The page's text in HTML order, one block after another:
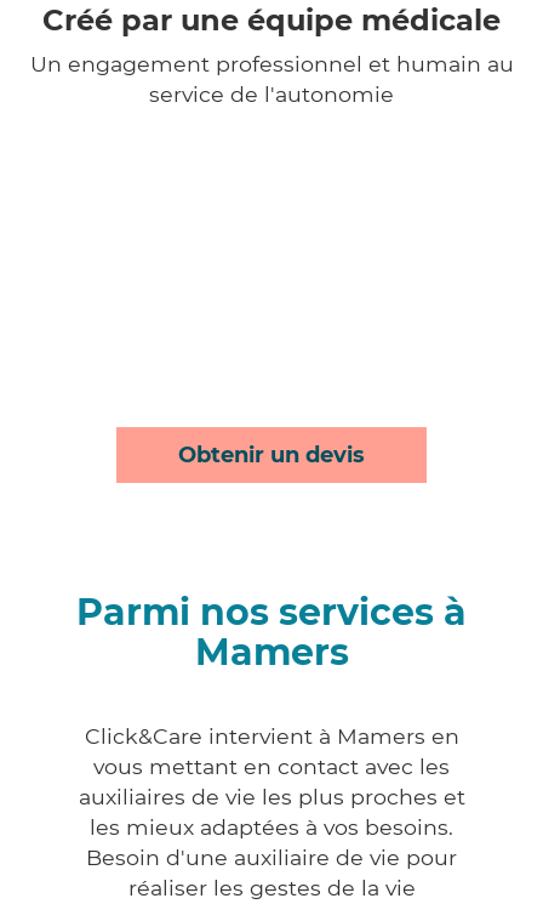
Créé par une équipe médicale
Un engagement professionnel et humain au
service de l'autonomie
Obtenir un devis
Parmi nos services à
Mamers
Click&Care intervient à Mamers en
vous mettant en contact avec les
auxiliaires de vie les plus proches et
les mieux adaptées à vos besoins.
Besoin d'une auxiliaire de vie pour
réaliser les gestes de la vie